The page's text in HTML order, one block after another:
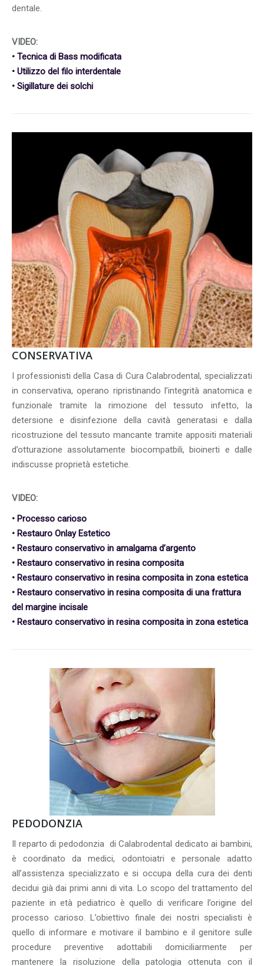
dentale.
VIDEO:
• Tecnica di Bass modificata
• Utilizzo del filo interdentale
• Sigillature dei solchi
CONSERVATIVA
I professionisti della Casa di Cura Calabrodental, specializzati
in conservativa, operano ripristinando l’integrità anatomica e
funzionale tramite la rimozione del tessuto infetto, la
detersione e disinfezione della cavità generatasi e dalla
ricostruzione del tessuto mancante tramite appositi materiali
d’otturazione assolutamente biocompatbili, bioinerti e dalle
indiscusse proprietà estetiche.
VIDEO:
• Processo carioso
• Restauro Onlay Estetico
• Restauro conservativo in amalgama d’argento
• Restauro conservativo in resina composita
• Restauro conservativo in resina composita in zona estetica
• Restauro conservativo in resina composita di una frattura
del margine incisale
• Restauro conservativo in resina composita in zona estetica
PEDODONZIA
Il reparto di pedodonzia di Calabrodental dedicato ai bambini,
è coordinato da medici, odontoiatri e personale adatto
all’assistenza specializzato e si occupa della cura dei denti
decidui già dai primi anni di vita. Lo scopo del trattamento del
paziente in età pediatrico è quello di verificare l’origine del
processo carioso. L’obiettivo finale dei nostri specialisti è
quello di informare e motivare il bambino e il genitore sulle
procedure preventive adottabili domiciliarmente per
mantenere la risoluzione della patologia ottenuta con il